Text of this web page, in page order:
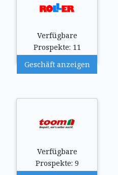
Verfügbare
Prospekte: 11
Geschäft anzeigen
Verfügbare
Prospekte: 9